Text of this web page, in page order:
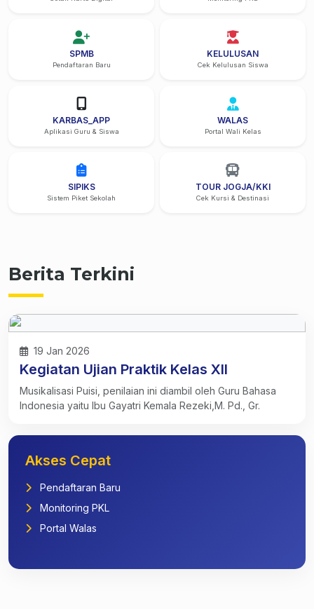
SPMB
Pendaftaran Baru
KELULUSAN
Cek Kelulusan Siswa
KARBAS_APP
Aplikasi Guru & Siswa
WALAS
Portal Wali Kelas
SIPIKS
Sistem Piket Sekolah
TOUR JOGJA/KKI
Cek Kursi & Destinasi
Berita Terkini
19 Jan 2026
Kegiatan Ujian Praktik Kelas XII
Musikalisasi Puisi, penilaian ini diambil oleh Guru Bahasa
Indonesia yaitu Ibu Gayatri Kemala Rezeki,M. Pd., Gr.
Akses Cepat
Pendaftaran Baru
Monitoring PKL
Portal Walas